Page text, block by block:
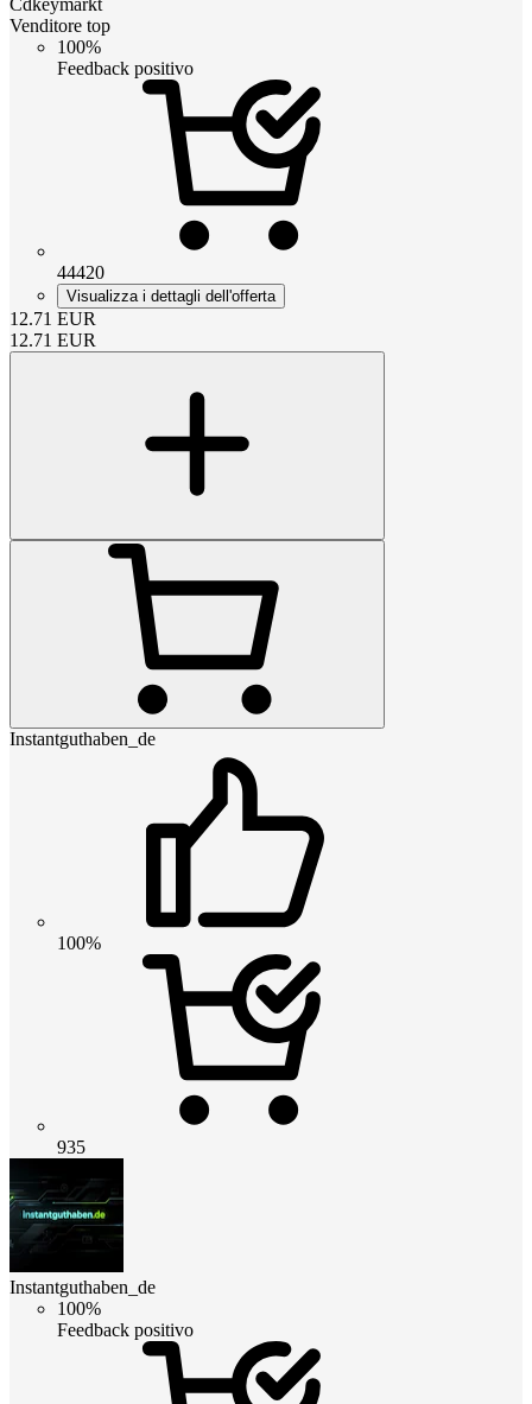
Venditore top
100%
Feedback positivo
44420
Visualizza i dettagli dell'offerta
12.71 EUR
12.71 EUR
Instantguthaben_de
100%
935
Instantguthaben_de
100%
Feedback positivo